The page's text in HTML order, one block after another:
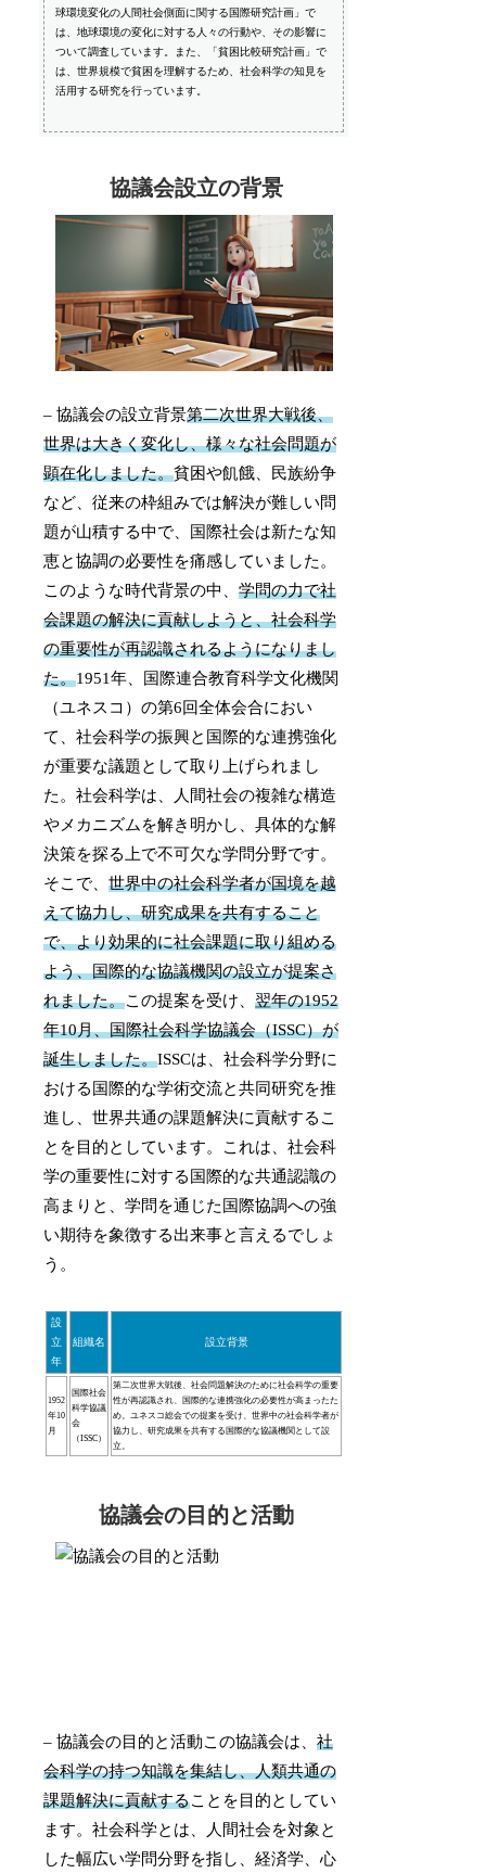
球環境変化の人間社会側面に関する国際研究計画」で
は、地球環境の変化に対する人々の行動や、その影響に
ついて調査しています。また、「貧困比較研究計画」で
は、世界規模で貧困を理解するため、社会科学の知見を
活用する研究を行っています。
協議会設立の背景
– 協議会の設立背景第二次世界大戦後、
世界は大きく変化し、様々な社会問題が
顕在化しました。貧困や飢餓、民族紛争
など、従来の枠組みでは解決が難しい問
題が山積する中で、国際社会は新たな知
恵と協調の必要性を痛感していました。
このような時代背景の中、学問の力で社
会課題の解決に貢献しようと、社会科学
の重要性が再認識されるようになりまし
た。1951年、国際連合教育科学文化機関
（ユネスコ）の第6回全体会合におい
て、社会科学の振興と国際的な連携強化
が重要な議題として取り上げられまし
た。社会科学は、人間社会の複雑な構造
やメカニズムを解き明かし、具体的な解
決策を探る上で不可欠な学問分野です。
そこで、世界中の社会科学者が国境を越
えて協力し、研究成果を共有すること
で、より効果的に社会課題に取り組める
よう、国際的な協議機関の設立が提案さ
れました。この提案を受け、翌年の1952
年10月、国際社会科学協議会（ISSC）が
誕生しました。ISSCは、社会科学分野に
おける国際的な学術交流と共同研究を推
進し、世界共通の課題解決に貢献するこ
とを目的としています。これは、社会科
学の重要性に対する国際的な共通認識の
高まりと、学問を通じた国際協調への強
い期待を象徴する出来事と言えるでしょ
う。
設
立
年
組織名 設立背景
1952
年10
月
国際社会
科学協議
会
（ISSC）
第二次世界大戦後、社会問題解決のために社会科学の重要
性が再認識され、国際的な連携強化の必要性が高まったた
め。ユネスコ総会での提案を受け、世界中の社会科学者が
協力し、研究成果を共有する国際的な協議機関として設
立。
協議会の目的と活動
– 協議会の目的と活動この協議会は、社
会科学の持つ知識を集結し、人類共通の
課題解決に貢献することを目的としてい
ます。社会科学とは、人間社会を対象と
した幅広い学問分野を指し、経済学、心